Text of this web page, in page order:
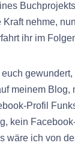
nehme,
ihr im
gewundert,
meinem Blog,
Profil
kein
wäre ich von